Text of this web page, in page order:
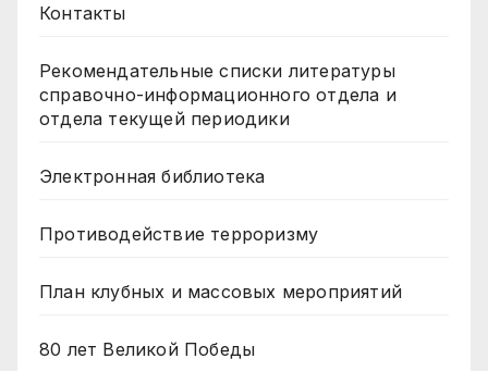
Контакты
Рекомендательные списки литературы
справочно-информационного отдела и
отдела текущей периодики
Электронная библиотека
Противодействие терроризму
План клубных и массовых мероприятий
80 лет Великой Победы